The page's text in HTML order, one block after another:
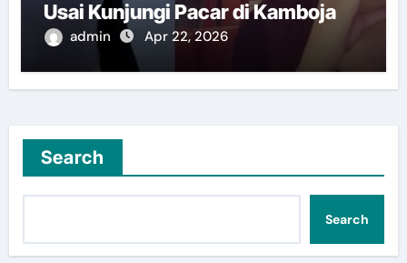
Usai Kunjungi Pacar di Kamboja
admin Apr 22, 2026
Search
Search